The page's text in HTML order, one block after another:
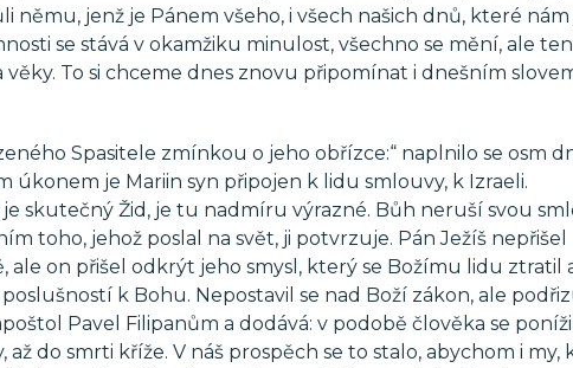
jenž je Pánem všeho, i všech našich dnů, které nám
se stává v okamžiku minulost, všechno se mění, ale
věky. To si chceme dnes znovu připomínat i dnešním
Spasitele zmínkou o jeho obřízce:“ naplnilo se osm
je Mariin syn připojen k lidu smlouvy, k Izraeli.
skutečný Žid, je tu nadmíru výrazné. Bůh neruší svou
toho, jehož poslal na svět, ji potvrzuje. Pán Ježíš nepřišel
on přišel odkrýt jeho smysl, který se Božímu lidu ztratil
k Bohu. Nepostavil se nad Boží zákon, ale
Pavel Filipanům a dodává: v podobě člověka se
do smrti kříže. V náš prospěch se to stalo, abychom i my,